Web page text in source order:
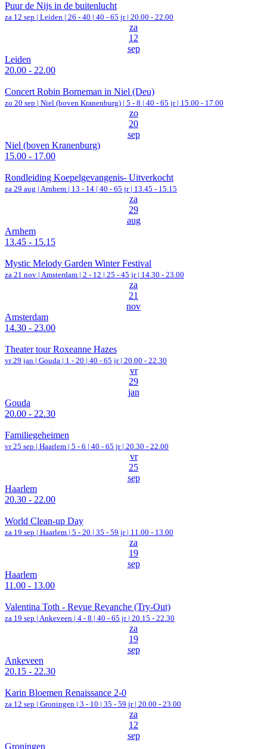
Puur de Nijs in de buitenlucht
za 12 sep | Leiden | 26 - 40 | 40 - 65 jr | 20.00 - 22.00
za
12
sep
Leiden
20.00 - 22.00
Concert Robin Borneman in Niel (Deu)
zo 20 sep | Niel (boven Kranenburg) | 5 - 8 | 40 - 65 jr | 15.00 - 17.00
zo
20
sep
Niel (boven Kranenburg)
15.00 - 17.00
Rondleiding Koepelgevangenis- Uitverkocht
za 29 aug | Arnhem | 13 - 14 | 40 - 65 jr | 13.45 - 15.15
za
29
aug
Arnhem
13.45 - 15.15
Mystic Melody Garden Winter Festival
za 21 nov | Amsterdam | 2 - 12 | 25 - 45 jr | 14.30 - 23.00
za
21
nov
Amsterdam
14.30 - 23.00
Theater tour Roxeanne Hazes
vr 29 jan | Gouda | 1 - 20 | 40 - 65 jr | 20.00 - 22.30
vr
29
jan
Gouda
20.00 - 22.30
Familiegeheimen
vr 25 sep | Haarlem | 5 - 6 | 40 - 65 jr | 20.30 - 22.00
vr
25
sep
Haarlem
20.30 - 22.00
World Clean-up Day
za 19 sep | Haarlem | 5 - 20 | 35 - 59 jr | 11.00 - 13.00
za
19
sep
Haarlem
11.00 - 13.00
Valentina Toth - Revue Revanche (Try-Out)
za 19 sep | Ankeveen | 4 - 8 | 40 - 65 jr | 20.15 - 22.30
za
19
sep
Ankeveen
20.15 - 22.30
Karin Bloemen Renaissance 2-0
za 12 sep | Groningen | 3 - 10 | 35 - 59 jr | 20.00 - 23.00
za
12
sep
Groningen